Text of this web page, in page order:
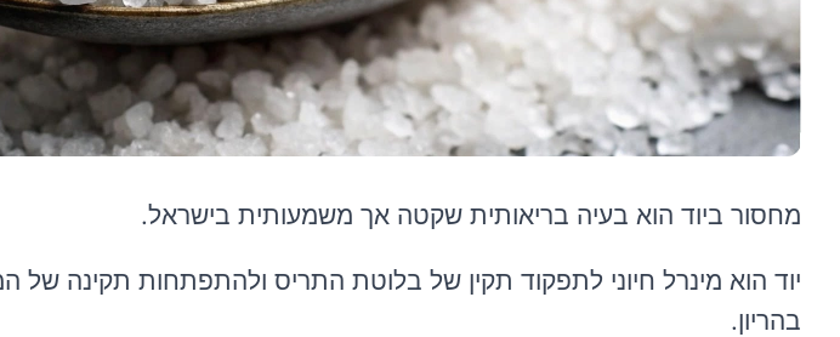
מחסור ביוד הוא בעיה בריאותית שקטה אך משמעותית בישראל.
יוד הוא מינרל חיוני לתפקוד תקין של בלוטת התריס ולהתפתחות תקינה של
בהריון.